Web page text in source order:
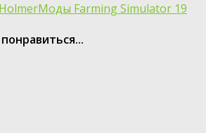
Моды Farming Simulator 19